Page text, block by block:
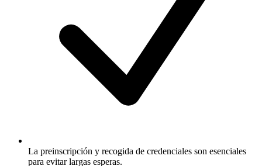
La preinscripción y recogida de credenciales son esenciales
para evitar largas esperas.